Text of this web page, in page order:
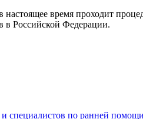
время проходит
в Российской Федерации.